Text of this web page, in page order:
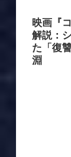
映画『
解説：
た「復
淵